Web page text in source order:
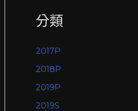
分類
2017P
2018P
2019P
2019S